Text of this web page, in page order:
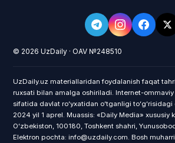
© 2026 UzDaily · OAV №248510
UzDaily.uz materiallaridan foydalanish faqat
ruxsati bilan amalga oshiriladi. Internet-
sifatida davlat roʻyxatidan oʻtganligi
2024 yil 1 aprel. Muassis: «Daily Media» xususiy
Oʻzbekiston, 100180, Toshkent shahri,
Elektron pochta: info@uzdaily.com. Bosh